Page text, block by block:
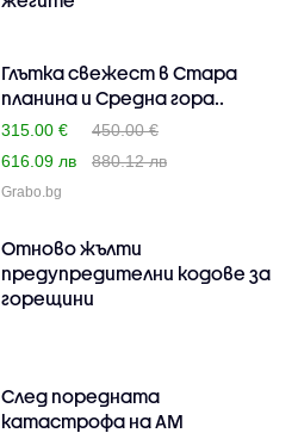
Глътка свежест в Стара
планина и Средна гора..
315.00 €
450.00 €
616.09 лв
880.12 лв
Grabo.bg
Отново жълти
предупредителни кодове за
горещини
След поредната
катастрофа на АМ